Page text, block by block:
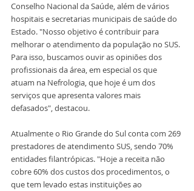
Conselho Nacional da Saúde, além de vários
hospitais e secretarias municipais de saúde do
Estado. "Nosso objetivo é contribuir para
melhorar o atendimento da população no SUS.
Para isso, buscamos ouvir as opiniões dos
profissionais da área, em especial os que
atuam na Nefrologia, que hoje é um dos
serviços que apresenta valores mais
defasados", destacou.
Atualmente o Rio Grande do Sul conta com 269
prestadores de atendimento SUS, sendo 70%
entidades filantrópicas. "Hoje a receita não
cobre 60% dos custos dos procedimentos, o
que tem levado estas instituições ao